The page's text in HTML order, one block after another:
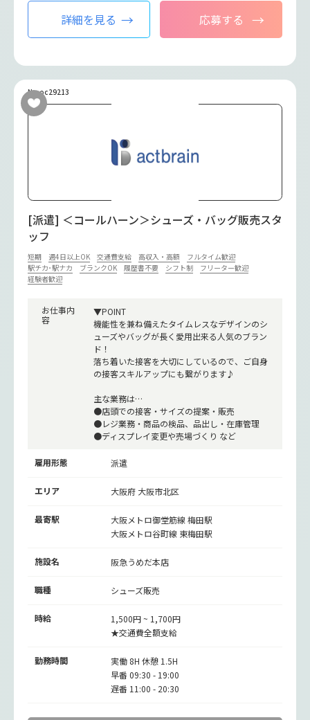
詳細を見る 応募する
No.oc29213
[派遣] ＜コールハーン＞シューズ・バッグ販売スタ
ッフ
短期 週4日以上OK 交通費支給 高収入・高額
フルタイム歓迎
駅チカ･駅ナカ
ブランクOK 履歴書不要 シフト制
フリーター歓迎
経験者歓迎
お仕事内
容
▼POINT
機能性を兼ね備えたタイムレスなデザインのシ
ューズやバッグが長く愛用出来る人気のブラン
ド！
落ち着いた接客を大切にしているので、ご自身
の接客スキルアップにも繋がります♪
主な業務は…
●店頭での接客・サイズの提案・販売
●レジ業務・商品の検品、品出し・在庫管理
●ディスプレイ変更や売場づくり など
雇用形態 派遣
エリア 大阪府 大阪市北区
最寄駅 大阪メトロ御堂筋線梅田駅
大阪メトロ谷町線 東梅田駅
施設名 阪急うめだ本店
職種 シューズ販売
時給
1,500円 ~ 1,700円
★交通費全額支給
勤務時間
実働 8H 休憩 1.5H
早番 09:30 - 19:00
遅番 11:00 - 20:30